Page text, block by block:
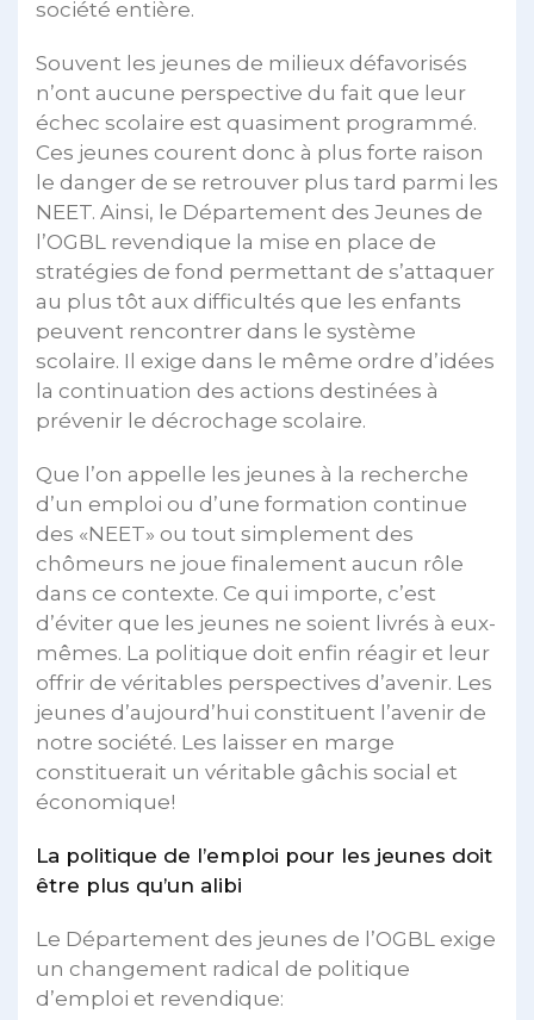
société entière.
Souvent les jeunes de milieux défavorisés
n’ont aucune perspective du fait que leur
échec scolaire est quasiment programmé.
Ces jeunes courent donc à plus forte raison
le danger de se retrouver plus tard parmi les
NEET. Ainsi, le Département des Jeunes de
l’OGBL revendique la mise en place de
stratégies de fond permettant de s’attaquer
au plus tôt aux difficultés que les enfants
peuvent rencontrer dans le système
scolaire. Il exige dans le même ordre d’idées
la continuation des actions destinées à
prévenir le décrochage scolaire.
Que l’on appelle les jeunes à la recherche
d’un emploi ou d’une formation continue
des «NEET» ou tout simplement des
chômeurs ne joue finalement aucun rôle
dans ce contexte. Ce qui importe, c’est
d’éviter que les jeunes ne soient livrés à eux-
mêmes. La politique doit enfin réagir et leur
offrir de véritables perspectives d’avenir. Les
jeunes d’aujourd’hui constituent l’avenir de
notre société. Les laisser en marge
constituerait un véritable gâchis social et
économique!
La politique de l’emploi pour les jeunes doit
être plus qu’un alibi
Le Département des jeunes de l’OGBL exige
un changement radical de politique
d’emploi et revendique: